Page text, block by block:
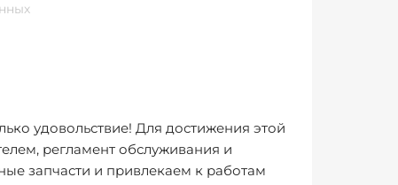
удовольствие! Для достижения этой
регламент обслуживания и
запчасти и привлекаем к работам